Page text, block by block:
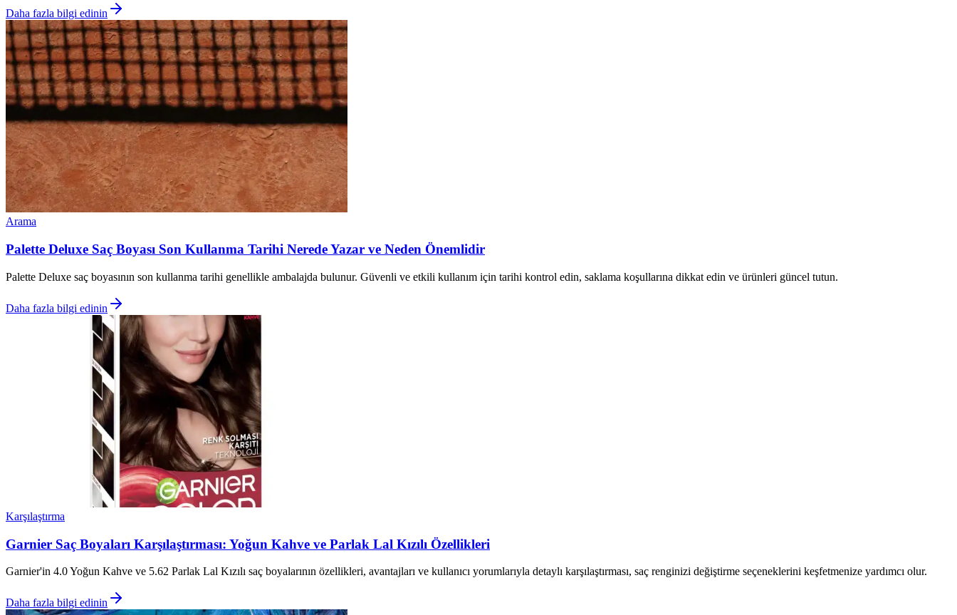
Daha fazla bilgi edinin
Arama
Palette Deluxe Saç Boyası Son Kullanma Tarihi Nerede Yazar ve Neden Önemlidir
Palette Deluxe saç boyasının son kullanma tarihi genellikle ambalajda bulunur. Güvenli ve etkili kullanım için tarihi kontrol edin, saklama koşullarına dikkat edin ve ürünleri güncel tutun.
Daha fazla bilgi edinin
Karşılaştırma
Garnier Saç Boyaları Karşılaştırması: Yoğun Kahve ve Parlak Lal Kızılı Özellikleri
Garnier'in 4.0 Yoğun Kahve ve 5.62 Parlak Lal Kızılı saç boyalarının özellikleri, avantajları ve kullanıcı yorumlarıyla detaylı karşılaştırması, saç renginizi değiştirme seçeneklerini keşfetmenize yardımcı olur.
Daha fazla bilgi edinin